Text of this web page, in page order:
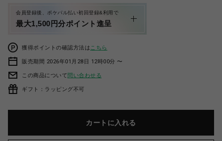
会員登録後、ポケパル払い初回登録&利用で
最大1,500円分ポイント進呈
獲得ポイントの確認方法は こちら
販売期間 2026年01月28日 12時00分 〜
この商品について問い合わせる
ギフト：ラッピング不可
カートに入れる